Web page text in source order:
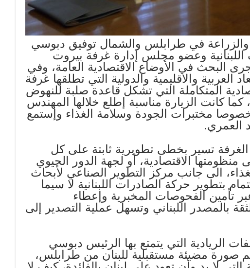
والزراعة في طرابلس والشمال توفيق دبوسي
اللبنانية وعضو مجلس إدارة غرفة بيروت
البحث في الأوضاع الاقتصادية العامة، وفي
العربية والاقليمية والدولية التي تطلقها غرفة
المتكاملة التي تشكل قاعدة صلبة للنهوض
كانت الزيارة مناسبة إطلع خلالها المهندس
مختبرات الجودة وسلامة الغذاء وإستمع
العمري.
تسير بخطى تطويرية ثابتة على كل
الاقتصادية، أو لجهة الدور الحيوي
الى جانب مركز التطوير الصناعي لأبحاث
بتطوير حركة الصادرات اللبنانية لا سيما
تأمين الفحوصات المخبرية وإعطاء
بالمصدر اللبناني وتسهل عملية التصدير إلى
الريادية التي يتمتع بها الرئيس دبوسي
مضيئة مستقبلية للبنان من طرابلس،